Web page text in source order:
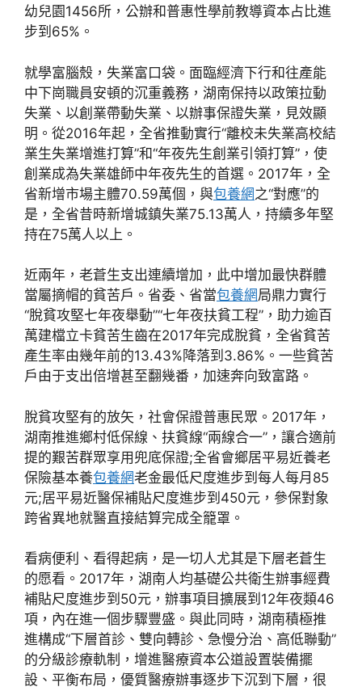
幼兒園1456所，公辦和普惠性學前教導資本占比進
步到65%。
就學富腦殼，失業富口袋。面臨經濟下行和往產能
中下崗職員安頓的沉重義務，湖南保持以政策拉動
失業、以創業帶動失業、以辦事保證失業，見效顯
明。從2016年起，全省推動實行“離校未失業高校結
業生失業增進打算”和“年夜先生創業引領打算”，使
創業成為失業雄師中年夜先生的首選。2017年，全
省新增市場主體70.59萬個，與包養網之“對應”的
是，全省昔時新增城鎮失業75.13萬人，持續多年堅
持在75萬人以上。
近兩年，老蒼生支出連續增加，此中增加最快群體
當屬摘帽的貧苦戶。省委、省當包養網局鼎力實行
“脫貧攻堅七年夜舉動”“七年夜扶貧工程”，助力逾百
萬建檔立卡貧苦生齒在2017年完成脫貧，全省貧苦
產生率由幾年前的13.43%降落到3.86%。一些貧苦
戶由于支出倍增甚至翻幾番，加速奔向致富路。
脫貧攻堅有的放矢，社會保證普惠民眾。2017年，
湖南推進鄉村低保線、扶貧線“兩線合一”，讓合適前
提的艱苦群眾享用兜底保證;全省會鄉居平易近養老
保險基本養包養網老金最低尺度進步到每人每月85
元;居平易近醫保補貼尺度進步到450元，參保對象
跨省異地就醫直接結算完成全籠罩。
看病便利、看得起病，是一切人尤其是下層老蒼生
的愿看。2017年，湖南人均基礎公共衛生辦事經費
補貼尺度進步到50元，辦事項目擴展到12年夜類46
項，內在進一個步驟豐盛。與此同時，湖南積極推
進構成“下層首診、雙向轉診、急慢分治、高低聯動”
的分級診療軌制，增進醫療資本公道設置裝備擺
設、平衡布局，優質醫療辦事逐步下沉到下層，很